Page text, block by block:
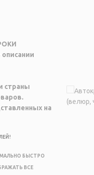
описании
страны
на
БЫСТРО
ВСЕ